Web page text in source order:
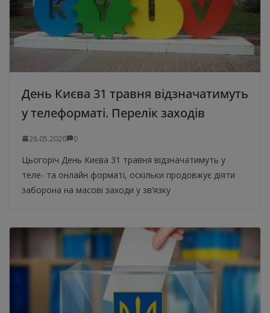
День Києва 31 травня відзначатимуть
у телеформаті. Перелік заходів
26.05.2020 0
Цьогоріч День Києва 31 травня відзначатимуть у
теле- та онлайн форматі, оскільки продовжує діяти
заборона на масові заходи у зв’язку